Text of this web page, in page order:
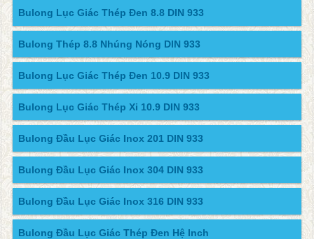
Bulong Lục Giác Thép Đen 8.8 DIN 933
Bulong Thép 8.8 Nhúng Nóng DIN 933
Bulong Lục Giác Thép Đen 10.9 DIN 933
Bulong Lục Giác Thép Xi 10.9 DIN 933
Bulong Đầu Lục Giác Inox 201 DIN 933
Bulong Đầu Lục Giác Inox 304 DIN 933
Bulong Đầu Lục Giác Inox 316 DIN 933
Bulong Đầu Lục Giác Thép Đen Hệ Inch